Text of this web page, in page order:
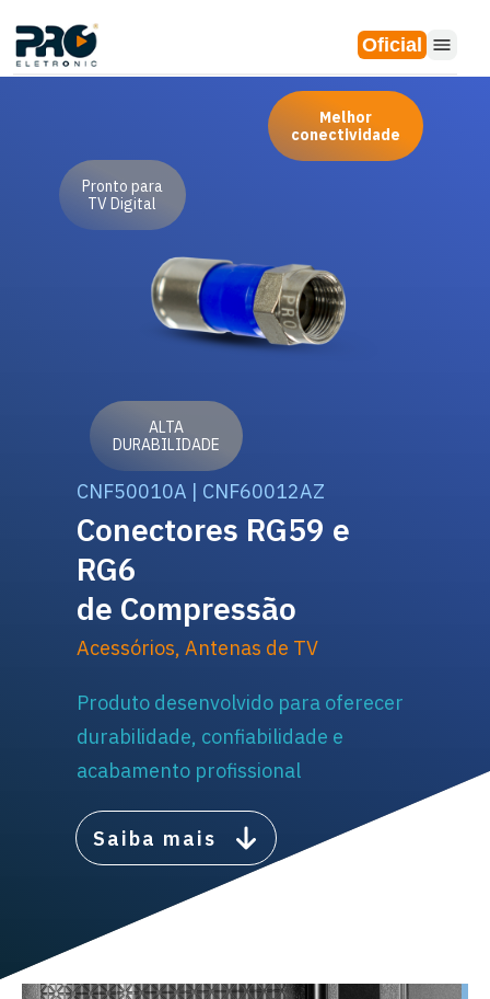
Oficial
CNF50010A | CNF60012AZ
Conectores RG59 e
RG6
de Compressão
Acessórios, Antenas de TV
Produto desenvolvido para oferecer
durabilidade, confiabilidade e
acabamento profissional
Saiba mais
ALTA
DURABILIDADE
Melhor
conectividade
Pronto para
TV Digital